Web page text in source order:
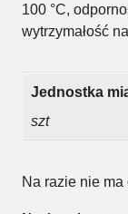
100 °C,
wytrzymałość
Jednostka
szt
Na razie nie